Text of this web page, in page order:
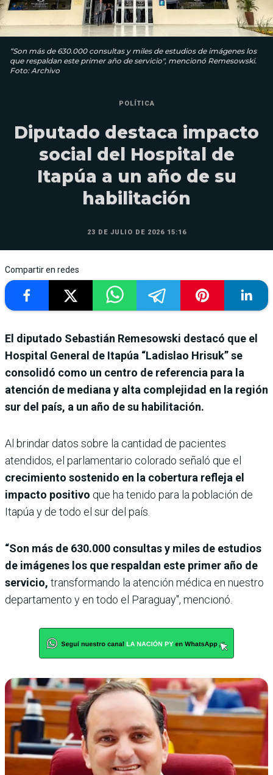
“Son más de 630.000 consultas y miles de estudios de imágenes los
que respaldan este primer año de servicio", mencionó Remesowski.
Foto: Archivo
POLÍTICA
Diputado destaca impacto
social del Hospital de
Itapúa a un año de su
habilitación
23 DE JULIO DE 2026 15:16
Compartir en redes
El diputado Sebastián Remesowski destacó que el
Hospital General de Itapúa “Ladislao Hrisuk” se
consolidó como un centro de referencia para la
atención de mediana y alta complejidad en la región
sur del país, a un año de su habilitación.
Al brindar datos sobre la cantidad de pacientes
atendidos, el parlamentario colorado señaló que el
crecimiento sostenido en la cobertura refleja el
impacto positivo que ha tenido para la población de
Itapúa y de todo el sur del país.
“Son más de 630.000 consultas y miles de estudios
de imágenes los que respaldan este primer año de
servicio, transformando la atención médica en nuestro
departamento y en todo el Paraguay", mencionó.